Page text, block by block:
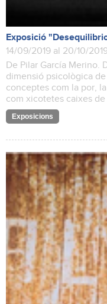
Exposició
14/09/2019 al 20/10/
De Pilar García Merino.
dimensió psicològica
conceptes com la por,
com xicotetes caixes
Exposicions